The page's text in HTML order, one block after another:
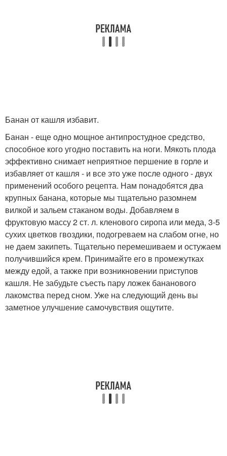
Банан от кашля избавит.
Банан - еще одно мощное антипростудное средство,
способное кого угодно поставить на ноги. Мякоть плода
эффективно снимает неприятное першение в горле и
избавляет от кашля - и все это уже после одного - двух
применений особого рецепта. Нам понадобятся два
крупных банана, которые мы тщательно разомнем
вилкой и зальем стаканом воды. Добавляем в
фруктовую массу 2 ст. л. кленового сиропа или меда, 3-5
сухих цветков гвоздики, подогреваем на слабом огне, но
не даем закипеть. Тщательно перемешиваем и остужаем
получившийся крем. Принимайте его в промежутках
между едой, а также при возникновении приступов
кашля. Не забудьте съесть пару ложек бананового
лакомства перед сном. Уже на следующий день вы
заметное улучшение самочувствия ощутите.